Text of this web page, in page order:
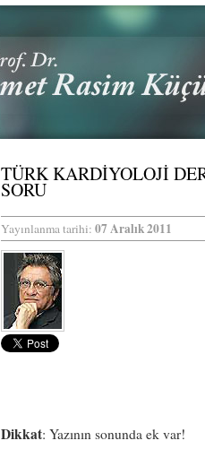
TÜRK KARDİYOLOJİ
SORU
Yayınlanma tarihi: 07 Aralık 2011
Dikkat: Yazının sonunda ek var!